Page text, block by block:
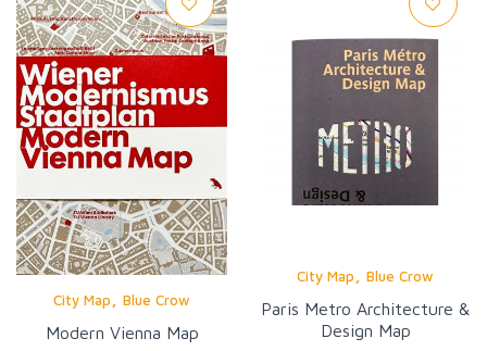
City Map, Blue Crow
Modern Vienna Map
City Map, Blue Crow
Paris Metro Architecture &
Design Map